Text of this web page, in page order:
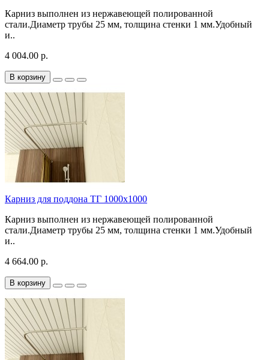
Карниз выполнен из нержавеющей полированной
стали.Диаметр трубы 25 мм, толщина стенки 1 мм.Удобный
и..
4 004.00 р.
В корзину
Карниз для поддона TГ 1000х1000
Карниз выполнен из нержавеющей полированной
стали.Диаметр трубы 25 мм, толщина стенки 1 мм.Удобный
и..
4 664.00 р.
В корзину